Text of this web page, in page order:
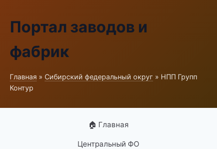
Портал заводов и
фабрик
Главная » Сибирский федеральный округ » НПП Групп
Контур
🏠 Главная
Центральный ФО